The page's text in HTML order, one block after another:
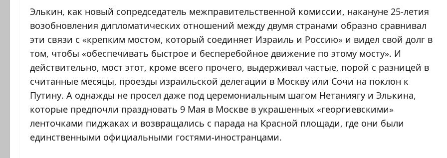
Элькин, как новый сопредседатель межправительственной комиссии, накануне 25-летия
возобновления дипломатических отношений между двумя странами образно сравнивал
эти связи с «крепким мостом, который соединяет Израиль и Россию» и видел свой долг в
том, чтобы «обеспечивать быстрое и бесперебойное движение по этому мосту». И
действительно, мост этот, кроме всего прочего, выдерживал частые, порой с разницей в
считанные месяцы, проезды израильской делегации в Москву или Сочи на поклон к
Путину. А однажды не просел даже под церемониальным шагом Нетаниягу и Элькина,
которые предпочли праздновать 9 Мая в Москве в украшенных «георгиевскими»
ленточками пиджаках и возвращались с парада на Красной площади, где они были
единственными официальными гостями-иностранцами.